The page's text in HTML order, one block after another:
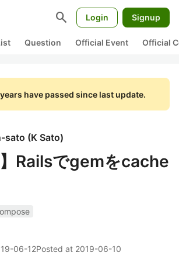
search Login Signup
Question Official Event Official
have passed since last update.
sato (K Sato)
】Railsでgemをcache
06-12Posted at 2019-06-10